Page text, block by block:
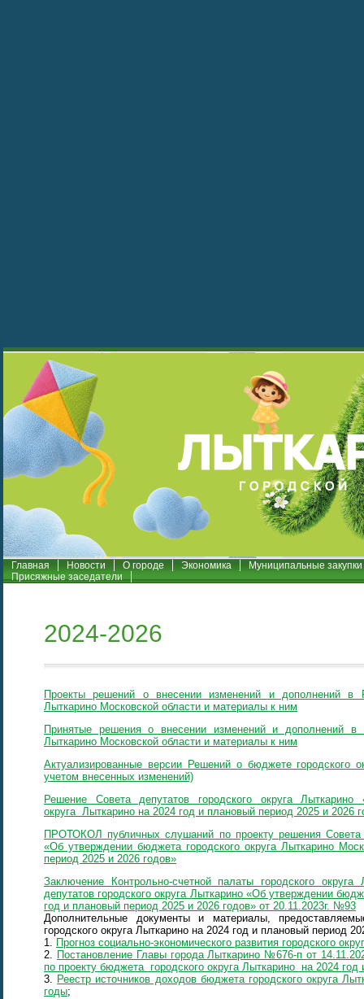
Главная Новости О городе Экономика
Муниципальные закупки
Присяжные заседатели
2024-2026
Проекты решений о внесении изменений и дополнений в
Лыткарино Московской области и материалы к ним
Принятые решения о внесении изменений и дополнений в
Лыткарино Московской области и материалы к ним
Актуализированные версии Решений о бюджете городского
учетом внесенных изменений)
Решение Совета депутатов городского округа
округа Лыткарино на 2024 год и плановый период 2025 и 2026
ПРОТОКОЛ публичных слушаний по проекту решения Совета
«Об утверждении бюджета городского округа Лыткарино
период 2025 и 2026 годов»
Заключение Контрольно-счетной палаты городского
депутатов городского округа Лыткарино «Об утверждении
год и плановый период 2025 и 2026 годов» от 20.11.2023г. №93
Дополнительные документы и материалы,
городского округа Лыткарино на 2024 год и плановый период
1. Прогноз социально-экономического развития городского
2. Постановление Главы города Лыткарино №676-п от
по проекту бюджета городского округа Лыткарино на 2024
3. Реестр источников доходов бюджета городского округа
годы;